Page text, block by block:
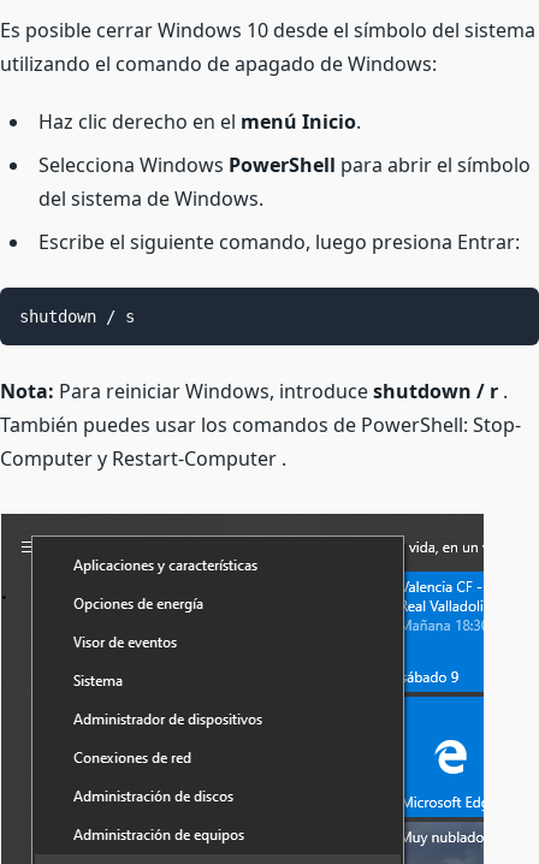
Es posible cerrar Windows 10 desde el símbolo del sistema
utilizando el comando de apagado de Windows:
Haz clic derecho en el menú Inicio.
Selecciona Windows PowerShell para abrir el símbolo
del sistema de Windows.
Escribe el siguiente comando, luego presiona Entrar:
shutdown / s
Nota: Para reiniciar Windows, introduceshutdown / r .
También puedes usar los comandos de PowerShell: Stop-
Computer y Restart-Computer .